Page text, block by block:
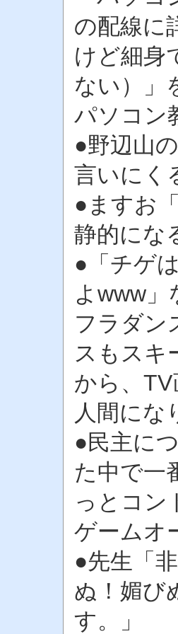
の配線に
けど細身
ない）」
パソコン
●野辺山
言いにく
●ますお
静的にな
●「チゲ
よwww
フラダン
スもスキ
から、
人間にな
●民主に
た中で一
っとコン
ゲームオ
●先生「
ぬ！媚び
す。」